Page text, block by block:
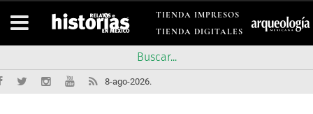
TIENDA IMPRESOS
TIENDA DIGITALES
8-ago-2026.